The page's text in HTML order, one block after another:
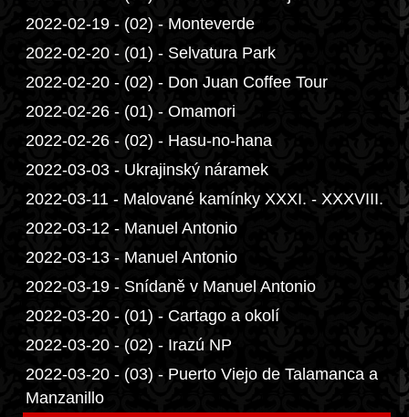
2022-02-19 - (02) - Monteverde
2022-02-20 - (01) - Selvatura Park
2022-02-20 - (02) - Don Juan Coffee Tour
2022-02-26 - (01) - Omamori
2022-02-26 - (02) - Hasu-no-hana
2022-03-03 - Ukrajinský náramek
2022-03-11 - Malované kamínky XXXI. - XXXVIII.
2022-03-12 - Manuel Antonio
2022-03-13 - Manuel Antonio
2022-03-19 - Snídaně v Manuel Antonio
2022-03-20 - (01) - Cartago a okolí
2022-03-20 - (02) - Irazú NP
2022-03-20 - (03) - Puerto Viejo de Talamanca a
Manzanillo